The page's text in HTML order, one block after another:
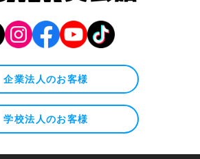
企業法人のお客様
学校法人のお客様